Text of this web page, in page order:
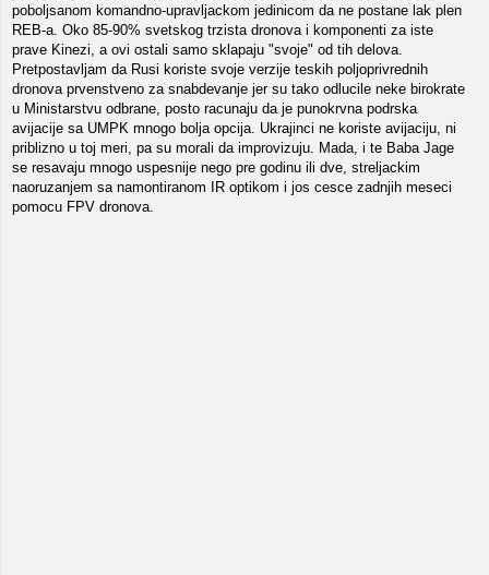
poboljsanom komandno-upravljackom jedinicom da ne postane lak plen
REB-a. Oko 85-90% svetskog trzista dronova i komponenti za iste
prave Kinezi, a ovi ostali samo sklapaju "svoje" od tih delova.
Pretpostavljam da Rusi koriste svoje verzije teskih poljoprivrednih
dronova prvenstveno za snabdevanje jer su tako odlucile neke birokrate
u Ministarstvu odbrane, posto racunaju da je punokrvna podrska
avijacije sa UMPK mnogo bolja opcija. Ukrajinci ne koriste avijaciju, ni
priblizno u toj meri, pa su morali da improvizuju. Mada, i te Baba Jage
se resavaju mnogo uspesnije nego pre godinu ili dve, streljackim
naoruzanjem sa namontiranom IR optikom i jos cesce zadnjih meseci
pomocu FPV dronova.